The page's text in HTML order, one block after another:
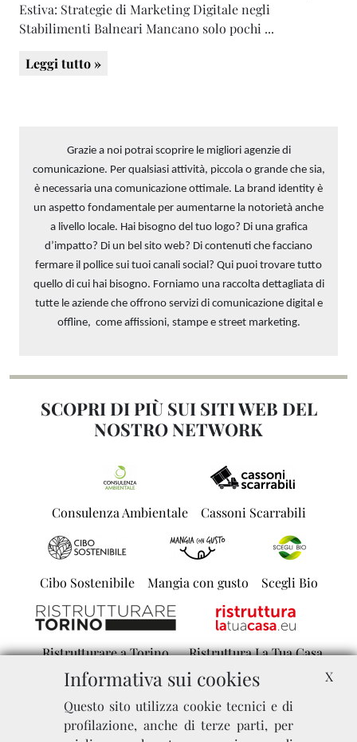
Estiva: Strategie di Marketing Digitale negli
Stabilimenti Balneari Mancano solo pochi ...
Leggi tutto »
Grazie a noi potrai scoprire le migliori agenzie di
comunicazione. Per qualsiasi attività, piccola o grande che sia,
è necessaria una comunicazione ottimale. La brand identity è
un aspetto fondamentale per aumentarne la notorietà anche
a livello locale. Hai bisogno del tuo logo? Di una grafica
d’impatto? Di un bel sito web? Di contenuti che facciano
fermare il pollice sui tuoi canali social? Qui puoi trovare tutto
quello di cui hai bisogno. Forniamo una raccolta dettagliata di
tutte le aziende che offrono servizi di comunicazione digital e
offline, come affissioni, stampe e street marketing.
SCOPRI DI PIÙ SUI SITI WEB DEL
NOSTRO NETWORK
Consulenza Ambientale Cassoni Scarrabili
Cibo Sostenibile Mangia con gusto Scegli Bio
Ristrutturare a Torino Ristruttura La Tua Casa
Miglior Bagno Bagno e Arredo
X
Informativa sui cookies
Questo sito utilizza cookie tecnici e di
profilazione, anche di terze parti, per